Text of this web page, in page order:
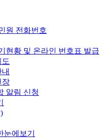
원 전화번호
현황 및 온라인 번호표 발급
장
알림 신청
눈에보기